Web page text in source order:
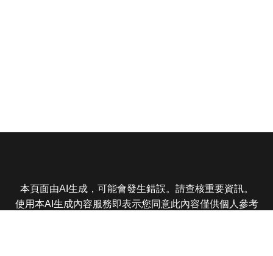
本頁面由AI生成，可能會發生錯誤。請查核重要資訊。
使用本AI生成內容服務即表示您同意此內容僅供個人參考